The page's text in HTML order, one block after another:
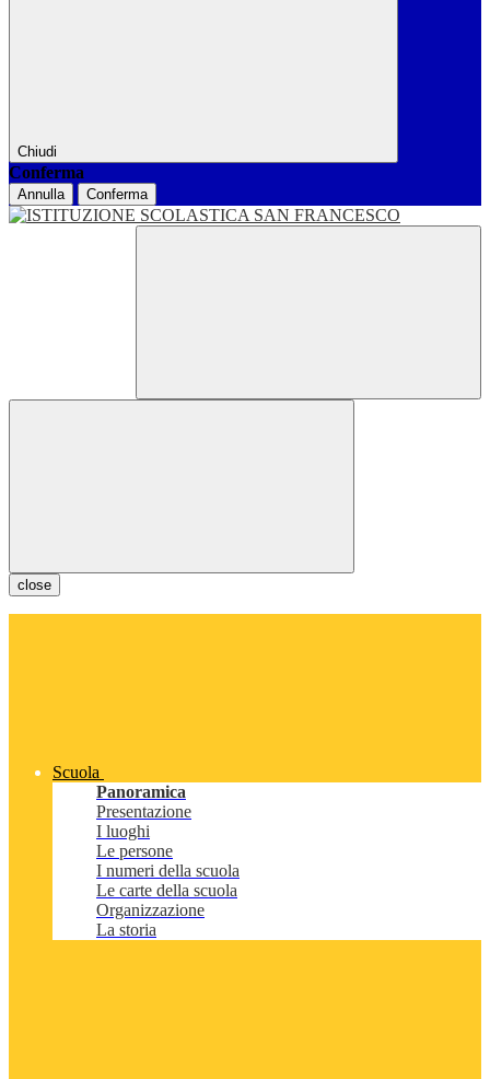
Chiudi
Conferma
Annulla Conferma
close
Scuola
Panoramica
Presentazione
I luoghi
Le persone
I numeri della scuola
Le carte della scuola
Organizzazione
La storia